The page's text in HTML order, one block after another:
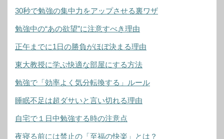
30秒で勉強の集中力をアップさせる裏ワザ
勉強中の“あの欲望”に注意すべき理由
正午までに1日の勝負がほぼ決まる理由
東大教授に学ぶ快適な部屋にする方法
勉強で「効率よく気分転換する」ルール
睡眠不足は超ダサいと言い切れる理由
自宅で１日中勉強する時の注意点
夜寝る前には禁止の「至福の快楽」とは？